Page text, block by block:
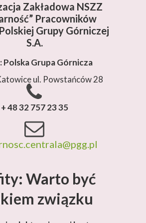
Warto być
związku
+ 48 32 757 23 35
Polska Grupa Górnicza
ul. Powstańców 28
Zakładowa NSZZ
Pracowników
Grupy Górniczej
S.A.